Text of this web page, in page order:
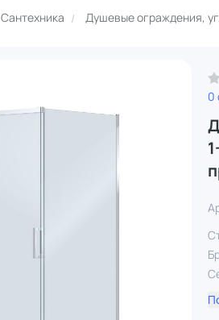
Сантехника Душевые ограждения,
0